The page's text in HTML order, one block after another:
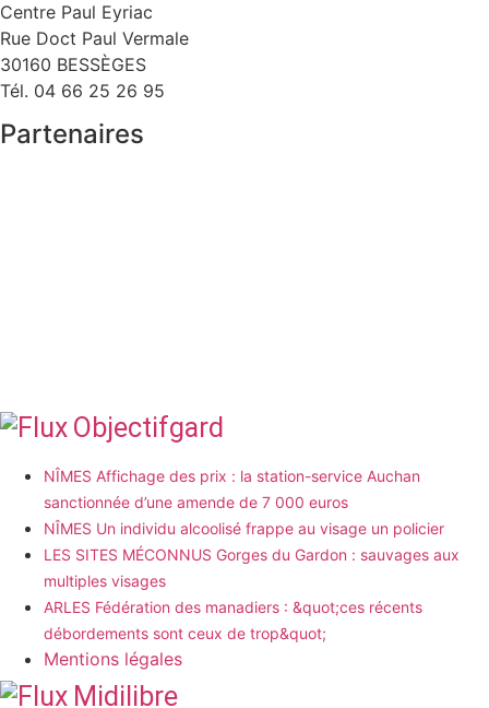
Centre Paul Eyriac
Rue Doct Paul Vermale
30160 BESSÈGES
Tél. 04 66 25 26 95
Partenaires
Objectifgard
NÎMES Affichage des prix : la station-service Auchan
sanctionnée d’une amende de 7 000 euros
NÎMES Un individu alcoolisé frappe au visage un policier
LES SITES MÉCONNUS Gorges du Gardon : sauvages aux
multiples visages
ARLES Fédération des manadiers : &quot;ces récents
débordements sont ceux de trop&quot;
Mentions légales
Midilibre